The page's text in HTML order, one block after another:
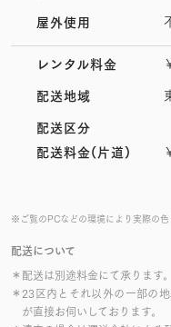
※ご覧のPCなどの環境により実際の色
配送について
＊配送は別途料金にて承ります。
＊23区内とそれ以外の一部の
が直接お伺いしております。
屋外使用
レンタル料金
配送地域
配送区分
配送料金(片道)